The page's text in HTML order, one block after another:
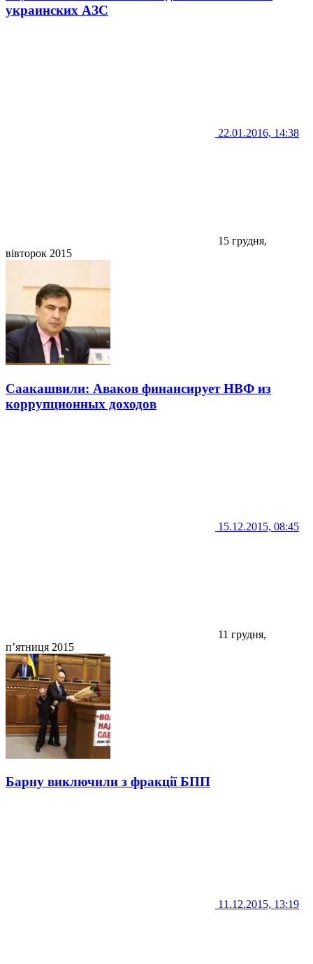
украинских АЗС
22.01.2016, 14:38
15 грудня,
вівторок 2015
Саакашвили: Аваков финансирует НВФ из
коррупционных доходов
15.12.2015, 08:45
11 грудня,
п’ятниця 2015
Барну виключили з фракції БПП
11.12.2015, 13:19